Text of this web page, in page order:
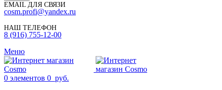
EMAIL ДЛЯ СВЯЗИ
cosm.profi@yandex.ru
НАШ ТЕЛЕФОН
8 (916) 755-12-00
Меню
0 элементов 0 руб.